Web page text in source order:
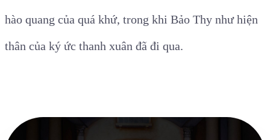
hào quang của quá khứ, trong khi Bảo Thy như hiện
thân của ký ức thanh xuân đã đi qua.